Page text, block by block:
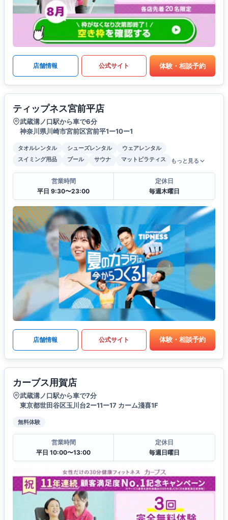
店舗情報 公式サイト 体験・相談予約
ティップネス宮前平店
武蔵溝ノ口駅から車で6分
神奈川県川崎市宮前区宮前平1ー10ー1
タオルレンタル シューズレンタル
ウェアレンタル
スイミング用品
プール サウナ マットピラティス もっと見る
営業時間
平日 9:30〜23:00
定休日
毎週木曜日
店舗情報 公式サイト 体験・相談予約
カーブス用賀店
武蔵溝ノ口駅から車で7分
東京都世田谷区玉川台2ー11ー17 カーム淺喜1F
無料体験
営業時間
平日 10:00〜13:00
定休日
毎週日曜日